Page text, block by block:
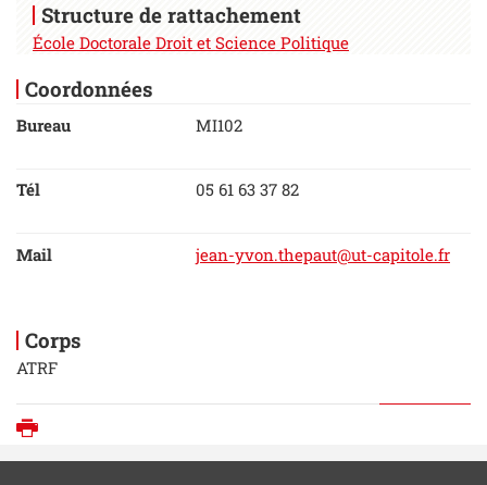
Structure de rattachement
École Doctorale Droit et Science Politique
Coordonnées
Bureau MI102
Tél 05 61 63 37 82
Mail jean-yvon.thepaut@ut-capitole.fr
Corps
ATRF